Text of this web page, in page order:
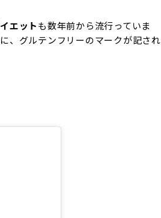
エットも数年前から流行っていま
、グルテンフリーのマークが記され